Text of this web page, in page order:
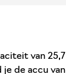
van
de accu